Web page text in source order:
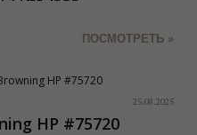
ПОСМОТРЕТЬ »
25.08.2025
HP #75720